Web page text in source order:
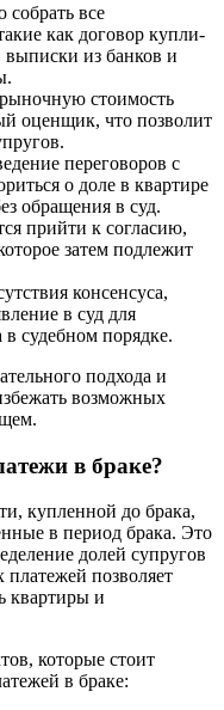
собрать все
как договор купли-
из банков и
стоимость
оценщик, что позволит
переговоров с
о доле в квартире
обращения в суд.
прийти к согласию,
затем подлежит
консенсуса,
в суд для
судебном порядке.
подхода и
возможных
в браке?
купленной до брака,
в период брака. Это
долей супругов
позволяет
квартиры и
которые стоит
в браке: